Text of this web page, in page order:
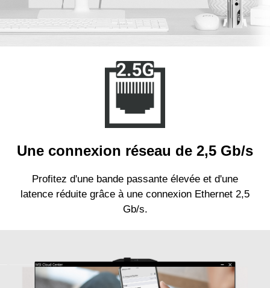
Une connexion réseau de 2,5 Gb/s
Profitez d'une bande passante élevée et d'une
latence réduite grâce à une connexion Ethernet 2,5
Gb/s.